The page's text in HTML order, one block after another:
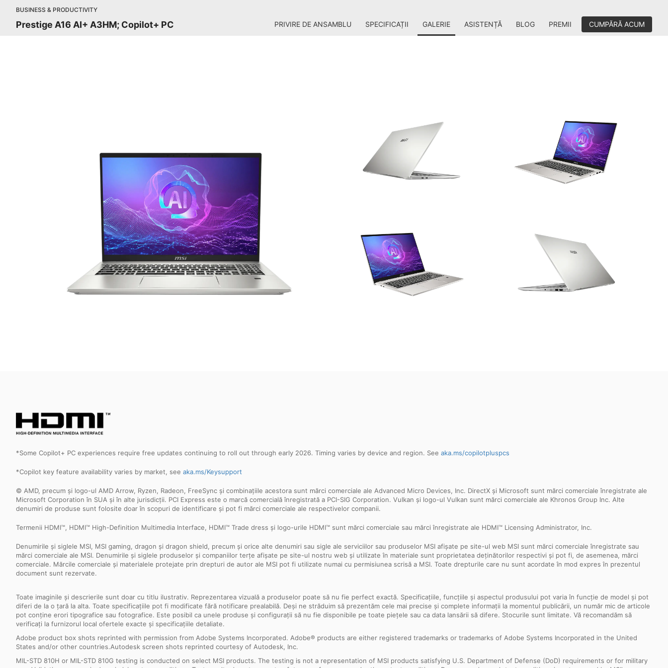
BUSINESS & PRODUCTIVITY
Prestige A16 AI+ A3HM; Copilot+ PC PRIVIRE DE ANSAMBLU SPECIFICAȚII GALERIE ASISTENȚĂ BLOG PREMII CUMPĂRĂ ACUM
*Some Copilot+ PC experiences require free updates continuing to roll out through early 2026. Timing varies by device and region. See aka.ms/copilotpluspcs
*Copilot key feature availability varies by market, see aka.ms/Keysupport
© AMD, precum și logo-ul AMD Arrow, Ryzen, Radeon, FreeSync și combinațiile acestora sunt mărci comerciale ale Advanced Micro Devices, Inc. DirectX și Microsoft sunt mărci comerciale înregistrate ale
Microsoft Corporation în SUA și în alte jurisdicții. PCI Express este o marcă comercială înregistrată a PCI-SIG Corporation. Vulkan și logo-ul Vulkan sunt mărci comerciale ale Khronos Group Inc. Alte
denumiri de produse sunt folosite doar în scopuri de identificare și pot fi mărci comerciale ale respectivelor companii.
Termenii HDMI™, HDMI™ High-Definition Multimedia Interface, HDMI™ Trade dress și logo-urile HDMI™ sunt mărci comerciale sau mărci înregistrate ale HDMI™ Licensing Administrator, Inc.
Denumirile și siglele MSI, MSI gaming, dragon și dragon shield, precum și orice alte denumiri sau sigle ale serviciilor sau produselor MSI afișate pe site-ul web MSI sunt mărci comerciale înregistrate sau
mărci comerciale ale MSI. Denumirile și siglele produselor și companiilor terțe afișate pe site-ul nostru web și utilizate în materiale sunt proprietatea deținătorilor respectivi și pot fi, de asemenea, mărci
comerciale. Mărcile comerciale și materialele protejate prin drepturi de autor ale MSI pot fi utilizate numai cu permisiunea scrisă a MSI. Toate drepturile care nu sunt acordate în mod expres în prezentul
document sunt rezervate.
Toate imaginile și descrierile sunt doar cu titlu ilustrativ. Reprezentarea vizuală a produselor poate să nu fie perfect exactă. Specificațiile, funcțiile și aspectul produsului pot varia în funcție de model și pot
diferi de la o țară la alta. Toate specificațiile pot fi modificate fără notificare prealabilă. Deși ne străduim să prezentăm cele mai precise și complete informații la momentul publicării, un număr mic de articole
pot conține erori tipografice sau fotografice. Este posibil ca unele produse și configurații să nu fie disponibile pe toate piețele sau ca data lansării să difere. Stocurile sunt limitate. Vă recomandăm să
verificați la furnizorul local ofertele exacte și specificațiile detaliate.
Adobe product box shots reprinted with permission from Adobe Systems Incorporated. Adobe® products are either registered trademarks or trademarks of Adobe Systems Incorporated in the United
States and/or other countries.Autodesk screen shots reprinted courtesy of Autodesk, Inc.
MIL-STD 810H or MIL-STD 810G testing is conducted on select MSI products. The testing is not a representation of MSI products satisfying U.S. Department of Defense (DoD) requirements or for military